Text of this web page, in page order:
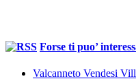
Forse ti puo’
Valcanneto Vendesi